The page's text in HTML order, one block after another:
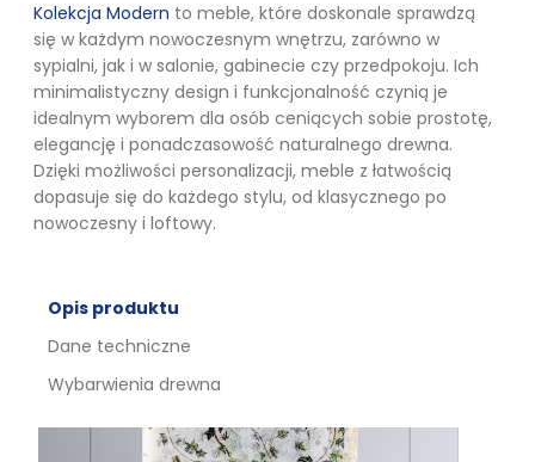
Kolekcja Modern to meble, które doskonale sprawdzą
się w każdym nowoczesnym wnętrzu, zarówno w
sypialni, jak i w salonie, gabinecie czy przedpokoju. Ich
minimalistyczny design i funkcjonalność czynią je
idealnym wyborem dla osób ceniących sobie prostotę,
elegancję i ponadczasowość naturalnego drewna.
Dzięki możliwości personalizacji, meble z łatwością
dopasuje się do każdego stylu, od klasycznego po
nowoczesny i loftowy.
Opis produktu
Dane techniczne
Wybarwienia drewna